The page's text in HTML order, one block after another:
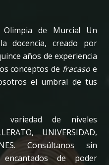
Olimpia de Murcia! Un
docencia, creado por
años de experiencia
conceptos de fracaso e
el umbral de tus
variedad de niveles
UNIVERSIDAD,
Consúltanos sin
encantados de poder